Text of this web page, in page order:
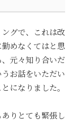
グで、これは改
めなくてはと思
元々知り合いだ
お話をいただい
になりました。
りとても緊張し